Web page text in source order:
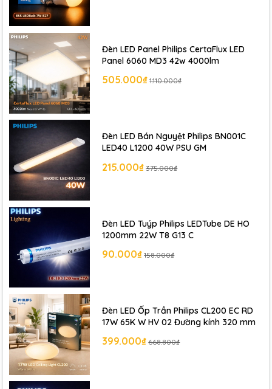
Đèn LED Panel Philips CertaFlux LED
Panel 6060 MD3 42w 4000lm
505.000₫ 1.110.000₫
Đèn LED Bán Nguyệt Philips BN001C
LED40 L1200 40W PSU GM
215.000₫ 375.000₫
Đèn LED Tuýp Philips LEDTube DE HO
1200mm 22W T8 G13 C
90.000₫ 158.000₫
Đèn LED Ốp Trần Philips CL200 EC RD
17W 65K W HV 02 Đường kính 320 mm
399.000₫ 668.800₫